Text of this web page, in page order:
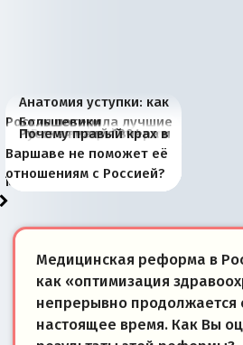
Анатомия уступки: как
Россия потеряла лучшие
рыбопромысловые
районы Баренцева
моря
Большевики
отличаются от «Яблока»
тем, что они -
победители
Киевская марионетка
Запада рассказала о
«переобувании» хозяев
В России назрели
перемены: 15 шагов к
суверенной экономике
Миграционный пожар
Европы
Россия начинает
сбрасывать балласт
Анкориджа
Россия зимой 1904
года: первые уступки во
внутренней политике
Русская нация вчера и
сегодня
Почему правый крах в
Варшаве не поможет её
отношениям с Россией?
Медицинская реформа в
как «оптимизация
непрерывно продолжается
настоящее время. Как Вы